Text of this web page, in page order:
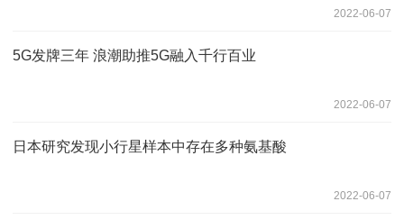
2022-06-07
5G发牌三年 浪潮助推5G融入千行百业
2022-06-07
日本研究发现小行星样本中存在多种氨基酸
2022-06-07